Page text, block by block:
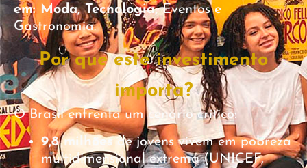
em: Moda, Tecnologia,Eventos e
Gastronomia.
Por que este investimento
importa?
O Brasil enfrenta um cenário crítico:
9,8 milhões de jovens vivem em pobreza
multidimensional extrema (UNICEF,